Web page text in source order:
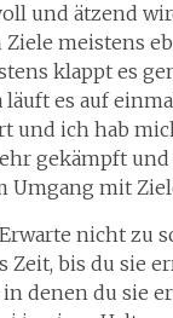
und ätzend
Ziele meistens
klappt es
läuft es auf
und ich hab
gekämpft
mit
nicht zu
Zeit, bis du sie
denen du sie